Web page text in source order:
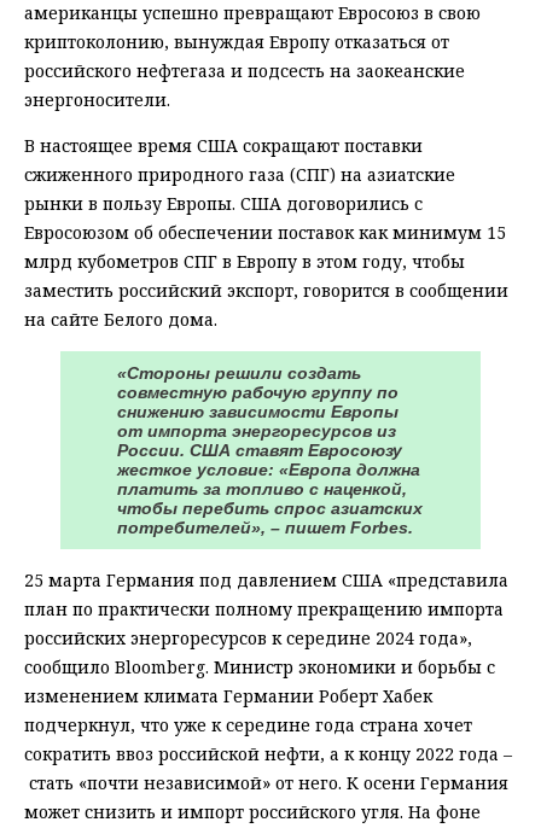
американцы успешно превращают Евросоюз в свою
криптоколонию, вынуждая Европу отказаться от
российского нефтегаза и подсесть на заокеанские
энергоносители.
В настоящее время США сокращают поставки
сжиженного природного газа (СПГ) на азиатские
рынки в пользу Европы. США договорились с
Евросоюзом об обеспечении поставок как минимум 15
млрд кубометров СПГ в Европу в этом году, чтобы
заместить российский экспорт, говорится в сообщении
на сайте Белого дома.
«Стороны решили создать
совместную рабочую группу по
снижению зависимости Европы
от импорта энергоресурсов из
России. США ставят Евросоюзу
жесткое условие: «Европа должна
платить за топливо с наценкой,
чтобы перебить спрос азиатских
потребителей», – пишет Forbes.
25 марта Германия под давлением США «представила
план по практически полному прекращению импорта
российских энергоресурсов к середине 2024 года»,
сообщило Bloomberg. Министр экономики и борьбы с
изменением климата Германии Роберт Хабек
подчеркнул, что уже к середине года страна хочет
сократить ввоз российской нефти, а к концу 2022 года –
стать «почти независимой» от него. К осени Германия
может снизить и импорт российского угля. На фоне